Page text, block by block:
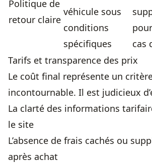
Politique de
retour claire
véhicule sous
conditions
spécifiques
cas
Tarifs et transparence des prix
Le coût final représente un
incontournable. Il est judicieux
La clarté des informations
le site
L’absence de frais cachés ou
après achat